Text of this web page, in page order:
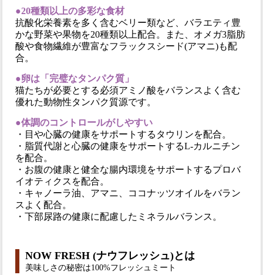
●20種類以上の多彩な食材
抗酸化栄養素を多く含むベリー類など、バラエティ豊
かな野菜や果物を20種類以上配合。また、オメガ3脂肪
酸や食物繊維が豊富なフラックスシード(アマニ)も配
合。
●卵は「完璧なタンパク質」
猫たちが必要とする必須アミノ酸をバランスよく含む
優れた動物性タンパク質源です。
●体調のコントロールがしやすい
・目や心臓の健康をサポートするタウリンを配合。
・脂質代謝と心臓の健康をサポートするL-カルニチン
を配合。
・お腹の健康と健全な腸内環境をサポートするプロバ
イオティクスを配合。
・キャノーラ油、アマニ、ココナッツオイルをバラン
スよく配合。
・下部尿路の健康に配慮したミネラルバランス。
NOW FRESH (ナウフレッシュ)とは
美味しさの秘密は100%フレッシュミート